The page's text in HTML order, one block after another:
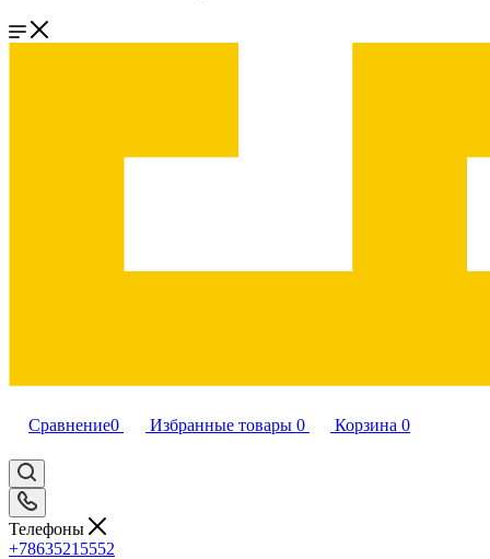
Сравнение0 Избранные товары 0 Корзина 0
Телефоны
+78635215552